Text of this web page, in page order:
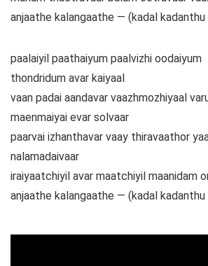
anjaathe kalangaathe — (kadal kadanthu
paalaiyil paathaiyum paalvizhi oodaiyum
thondridum avar kaiyaal
vaan padai aandavar vaazhmozhiyaal
maenmaiyai evar solvaar
paarvai izhanthavar vaay thiravaathor
nalamadaivaar
iraiyaatchiyil avar maatchiyil maanidam
anjaathe kalangaathe — (kadal kadanthu